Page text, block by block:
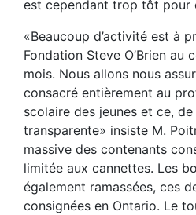
est cependant trop tôt pour
«Beaucoup d’activité est à
Fondation Steve O’Brien au
mois. Nous allons nous
consacré entièrement au
scolaire des jeunes et ce, de
transparente» insiste M.
massive des contenants
limitée aux cannettes. Les
également ramassées, ces
consignées en Ontario. Le